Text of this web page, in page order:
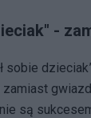
-
sobie
zamiast
są